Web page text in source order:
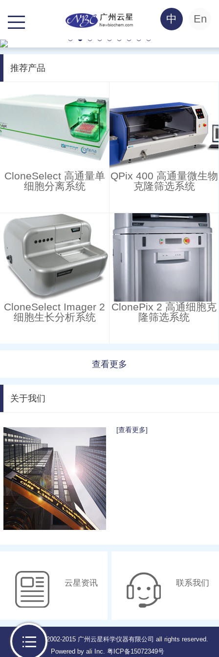
中 En
推荐产品
CloneSelect 高通量单
细胞分离系统
QPix 400 高通量微生物
克隆筛选系统
CloneSelect Imager 2
细胞生长分析系统
ClonePix 2 高通细胞克
隆筛选系统
查看更多
关于我们
[查看更多]
云星资讯 联系我们
Copyright © 2002-2015 广州云星科学仪器有限公司 all rights reserved.
Powered by ali Inc. 粤ICP备15072349号